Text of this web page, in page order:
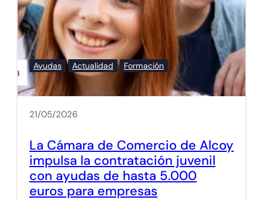
Ayudas Actualidad Formación
21/05/2026
La Cámara de Comercio de Alcoy
impulsa la contratación juvenil
con ayudas de hasta 5.000
euros para empresas